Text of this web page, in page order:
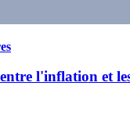
l'inflation et